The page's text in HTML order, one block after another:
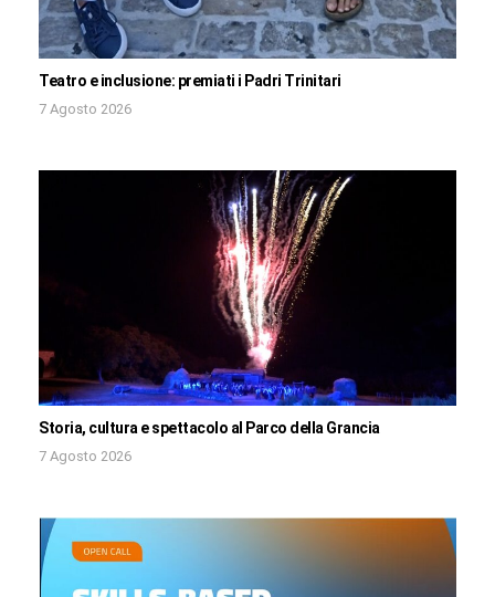
Teatro e inclusione: premiati i Padri Trinitari
7 Agosto 2026
Storia, cultura e spettacolo al Parco della Grancia
7 Agosto 2026